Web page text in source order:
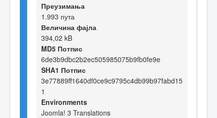
Преузимања
1.993 пута
Величина фајла
394,02 kB
MD5 Потпис
6de3b9dbc2b2ec505985075b9fb0fe9e
SHA1 Потпис
3e77889ff1640df0ce9c9795c4db99b97fabd15
1
Environments
Joomla! 3 Translations